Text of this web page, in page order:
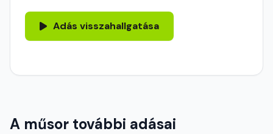
Adás visszahallgatása
A műsor további adásai